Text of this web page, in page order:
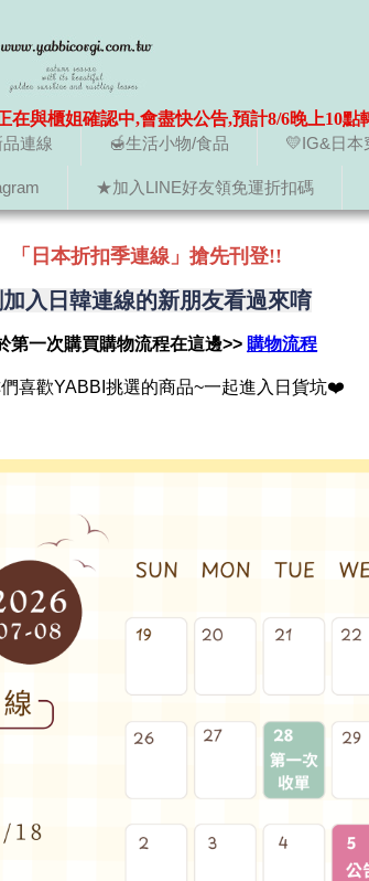
連線 🍯生活小物/食品 💛IG&日本
★加入LINE好友領免運折扣碼
在與櫃姐確認中,會盡快公告,預計8/6晚上10